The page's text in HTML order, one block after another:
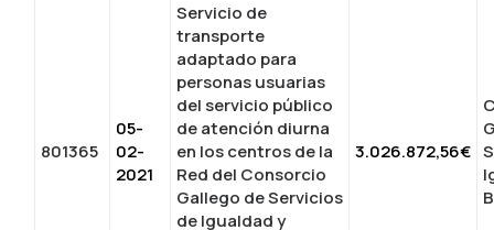
801365
05-
02-
2021
Servicio de
transporte
adaptado para
personas usuarias
del servicio público
de atención diurna
en los centros de la
Red del Consorcio
Gallego de Servicios
de Igualdad y
3.026.872,56€